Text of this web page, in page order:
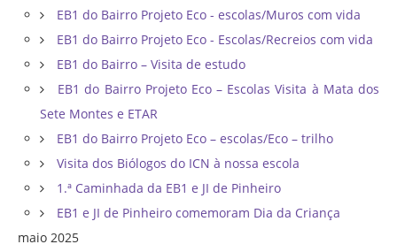
EB1 do Bairro Projeto Eco - escolas/Muros com vida
EB1 do Bairro Projeto Eco - Escolas/Recreios com vida
EB1 do Bairro – Visita de estudo
EB1 do Bairro Projeto Eco – Escolas Visita à Mata dos
Sete Montes e ETAR
EB1 do Bairro Projeto Eco – escolas/Eco – trilho
Visita dos Biólogos do ICN à nossa escola
1.ª Caminhada da EB1 e JI de Pinheiro
EB1 e JI de Pinheiro comemoram Dia da Criança
maio 2025